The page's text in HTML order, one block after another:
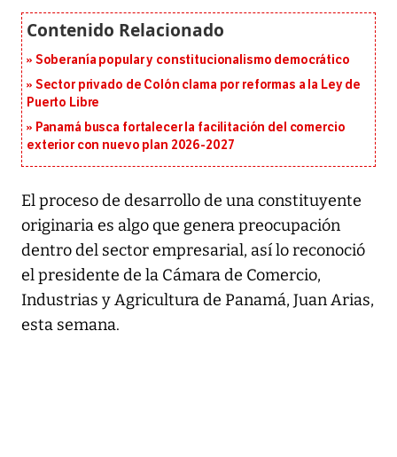
Soberanía popular y constitucionalismo democrático
Sector privado de Colón clama por reformas a la Ley de
Puerto Libre
Panamá busca fortalecer la facilitación del comercio
exterior con nuevo plan 2026-2027
El proceso de desarrollo de una constituyente
originaria es algo que genera preocupación
dentro del sector empresarial, así lo reconoció
el presidente de la Cámara de Comercio,
Industrias y Agricultura de Panamá, Juan Arias,
esta semana.